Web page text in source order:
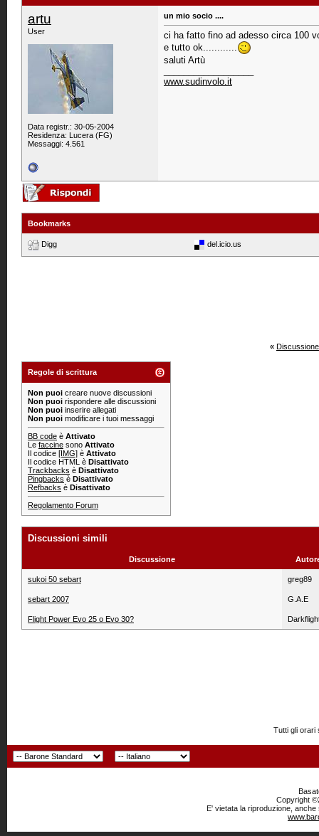
artu
User
Data registr.: 30-05-2004
Residenza: Lucera (FG)
Messaggi: 4.561
un mio socio ....
ci ha fatto fino ad adesso circa 100
e tutto ok............
saluti Artù
www.sudinvolo.it
Bookmarks
Digg del.icio.us
«
Regole di scrittura
Non puoi creare nuove discussioni
Non puoi rispondere alle discussioni
Non puoi inserire allegati
Non puoi modificare i tuoi messaggi
BB code è Attivato
Le faccine sono Attivato
Il codice [IMG] è Attivato
Il codice HTML è Disattivato
Trackbacks è Disattivato
Pingbacks è Disattivato
Refbacks è Disattivato
Regolamento Forum
Discussioni simili
Discussione
sukoi 50 sebart greg89
sebart 2007 G.A.E
Flight Power Evo 25 o Evo 30?
Tutti gli orari
Copyright
E' vietata la riproduzione,